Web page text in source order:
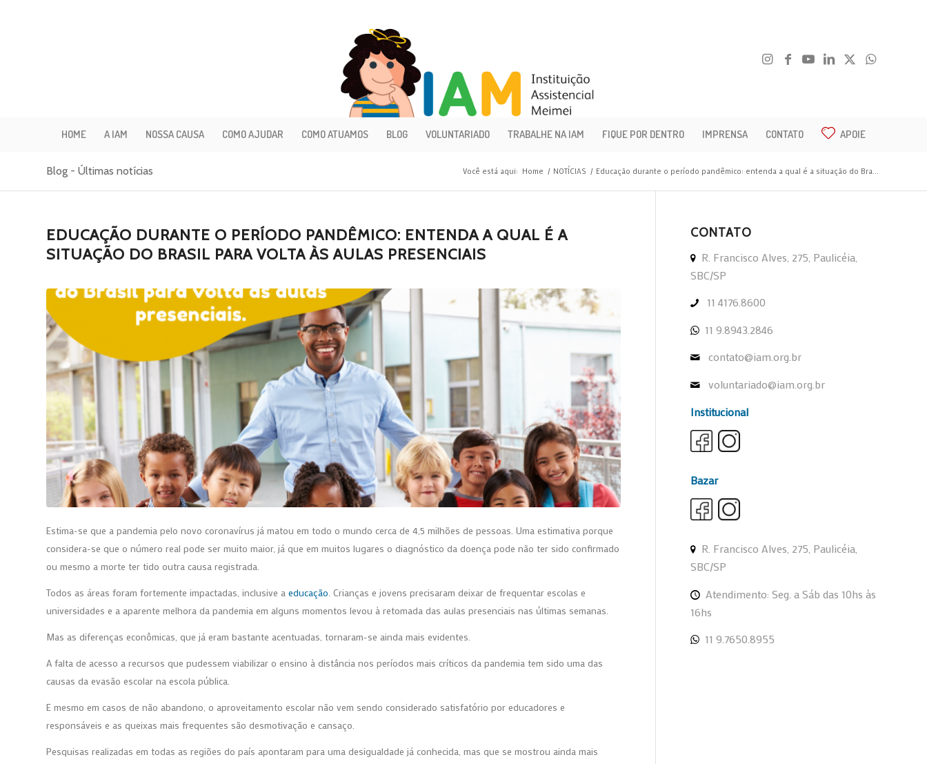
HOME A IAM NOSSA CAUSA COMO AJUDAR COMO ATUAMOS BLOG VOLUNTARIADO TRABALHE NA IAM FIQUE POR DENTRO IMPRENSA CONTATO APOIE
Blog - Últimas notícias Você está aqui: Home / NOTÍCIAS / Educação durante o período pandêmico: entenda a qual é a situação do Bra...
EDUCAÇÃO DURANTE O PERÍODO PANDÊMICO: ENTENDA A QUAL É A
SITUAÇÃO DO BRASIL PARA VOLTA ÀS AULAS PRESENCIAIS
Estima-se que a pandemia pelo novo coronavírus já matou em todo o mundo cerca de 4,5 milhões de pessoas. Uma estimativa porque
considera-se que o número real pode ser muito maior, já que em muitos lugares o diagnóstico da doença pode não ter sido confirmado
ou mesmo a morte ter tido outra causa registrada.
Todos as áreas foram fortemente impactadas, inclusive a educação. Crianças e jovens precisaram deixar de frequentar escolas e
universidades e a aparente melhora da pandemia em alguns momentos levou à retomada das aulas presenciais nas últimas semanas.
Mas as diferenças econômicas, que já eram bastante acentuadas, tornaram-se ainda mais evidentes.
A falta de acesso a recursos que pudessem viabilizar o ensino à distância nos períodos mais críticos da pandemia tem sido uma das
causas da evasão escolar na escola pública.
E mesmo em casos de não abandono, o aproveitamento escolar não vem sendo considerado satisfatório por educadores e
responsáveis e as queixas mais frequentes são desmotivação e cansaço.
Pesquisas realizadas em todas as regiões do país apontaram para uma desigualdade já conhecida, mas que se mostrou ainda mais
CONTATO
R. Francisco Alves, 275, Paulicéia,
SBC/SP
11 4176.8600
11 9.8943.2846
contato@iam.org.br
voluntariado@iam.org.br
Institucional
Bazar
R. Francisco Alves, 275, Paulicéia,
SBC/SP
Atendimento: Seg. a Sáb das 10hs às
16hs
11 9.7650.8955